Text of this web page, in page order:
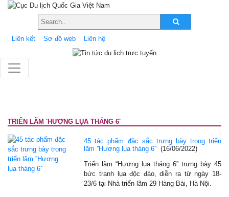
Liên kết Sơ đồ web Liên hệ
TRIỂN LÃM 'HƯƠNG LỤA THÁNG 6'
45 tác phẩm đặc sắc trưng bày trong triển
lãm ''Hương lụa tháng 6'' (16/06/2022)
Triển lãm “Hương lụa tháng 6” trưng bày 45
bức tranh lụa độc đáo, diễn ra từ ngày 18-
23/6 tại Nhà triển lãm 29 Hàng Bài, Hà Nội.